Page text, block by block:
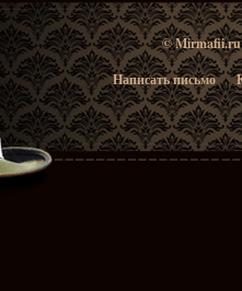
© Mirmafii.ru
Написать письмо